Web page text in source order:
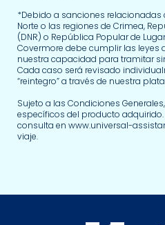
*Debido a sanciones relacionadas
Norte o las regiones de Crimea,
(DNR) o República Popular de
Covermore debe cumplir las leyes
nuestra capacidad para tramitar
Cada caso será revisado
“reintegro” a través de nuestra
Sujeto a las Condiciones
específicos del producto
consulta en www.universal-
viaje.